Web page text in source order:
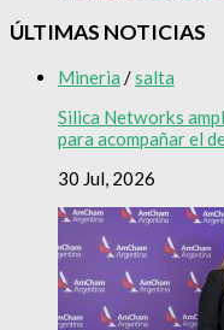
ÚLTIMAS NOTICIAS
Mineria /salta
Silica Networks
para acompañar el
30 Jul, 2026